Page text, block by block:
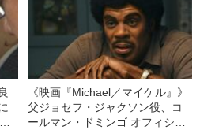
《映画『Michael／マイケル』》
父ジョセフ・ジャクソン役、コ
ールマン・ドミンゴ オフィシャ